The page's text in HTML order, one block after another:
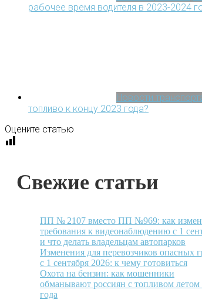
рабочее время водителя в 2023-2024
Новости
топливо к концу 2023 года?
Оцените статью
Свежие статьи
ПП № 2107 вместо ПП №969: как
требования к видеонаблюдению с 1
и что делать владельцам автопарков
Изменения для перевозчиков опасных
с 1 сентября 2026: к чему готовиться
Охота на бензин: как мошенники
обманывают россиян с топливом летом
года